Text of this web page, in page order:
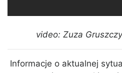
video: Zuza
Informacje o aktualnej